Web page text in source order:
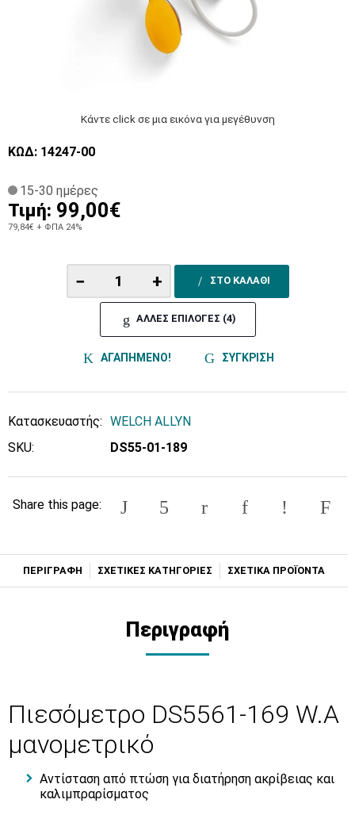
Κάντε click σε μια εικόνα για μεγέθυνση
ΚΩΔ: 14247-00
15-30 ημέρες
Τιμή: 99,00€
79,84€ + ΦΠΑ 24%
− + ΣΤΟ ΚΑΛΑΘΙ
ΑΛΛΕΣ ΕΠΙΛΟΓΕΣ (4)
ΑΓΑΠΗΜΕΝΟ! ΣΥΓΚΡΙΣΗ
Κατασκευαστής: WELCH ALLYN
SKU:
DS55-01-189
Share this page:
ΠΕΡΙΓΡΑΦΗ ΣΧΕΤΙΚΕΣ ΚΑΤΗΓΟΡΙΕΣ ΣΧΕΤΙΚΑ ΠΡΟΪΟΝΤΑ
Περιγραφή
Πιεσόμετρο DS5561-169 W.A
μανομετρικό
Αντίσταση από πτώση για διατήρηση ακρίβειας και
καλιμπραρίσματος